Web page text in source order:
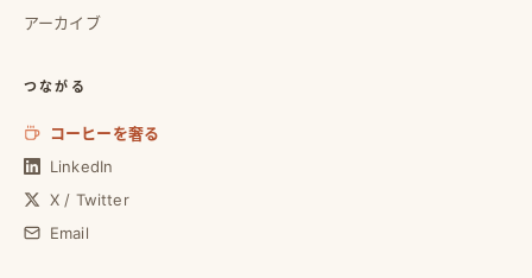
アーカイブ
つながる
コーヒーを奢る
LinkedIn
X / Twitter
Email